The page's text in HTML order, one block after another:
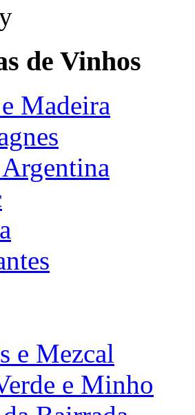
de Vinhos
Madeira
e Mezcal
e Minho